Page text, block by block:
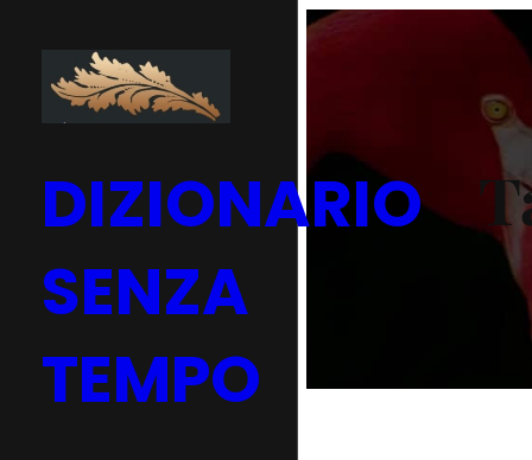
contenuto
DIZIONARIO
SENZA
TEMPO